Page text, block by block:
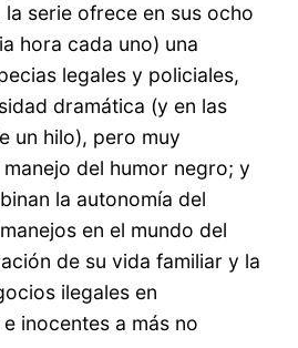
serie ofrece en sus ocho
hora cada uno) una
legales y policiales,
dramática (y en las
un hilo), pero muy
del humor negro; y
la autonomía del
en el mundo del
de su vida familiar y la
ilegales en
inocentes a más no